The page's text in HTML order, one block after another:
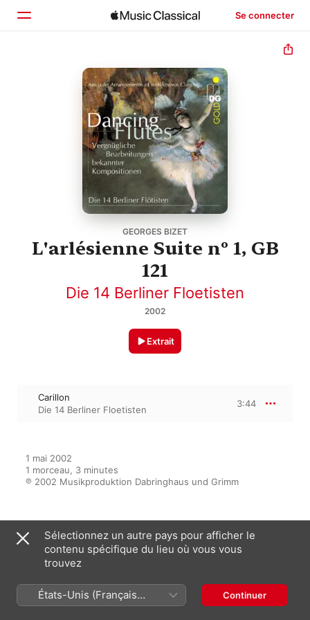
Se connecter
Accueil
Parcourir
Rechercher
GEORGES BIZET
L'arlésienne Suite nº 1, GB
121
Die 14 Berliner Floetisten
2002
Extrait
Carillon
Die 14 Berliner Floetisten
3:44
1 mai 2002
1 morceau, 3 minutes
℗ 2002 Musikproduktion Dabringhaus und Grimm
Sur l’album
Dancing Flutes
Die 14 Berliner Floetisten
Sélectionnez un autre pays pour afficher le
contenu spécifique du lieu où vous vous
trouvez
États-Unis (Français
France)
Continuer